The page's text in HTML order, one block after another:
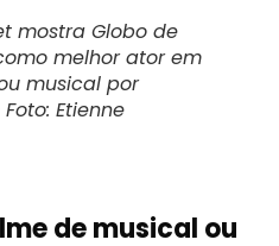
mostra Globo de
melhor ator em
musical por
Etienne
de musical ou